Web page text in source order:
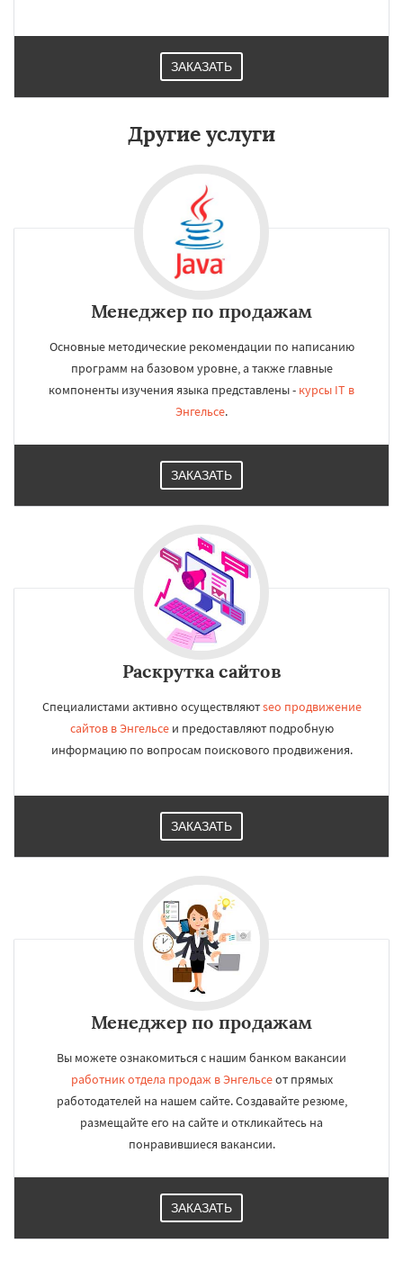
ЗАКАЗАТЬ
Другие услуги
Менеджер по продажам
Основные методические рекомендации по написанию
программ на базовом уровне, а также главные
компоненты изучения языка представлены - курсы IT в
Энгельсе.
ЗАКАЗАТЬ
Раскрутка сайтов
Специалистами активно осуществляютseo продвижение
сайтов в Энгельсеи предоставляют подробную
информацию по вопросам поискового продвижения.
ЗАКАЗАТЬ
Менеджер по продажам
Вы можете ознакомиться с нашим банком вакансии
работник отдела продаж в Энгельсеот прямых
работодателей на нашем сайте. Создавайте резюме,
размещайте его на сайте и откликайтесь на
понравившиеся вакансии.
ЗАКАЗАТЬ